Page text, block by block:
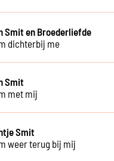
Smit en Broederliefde
dichterbij me
Smit
met mij
Smit
weer terug bij mij